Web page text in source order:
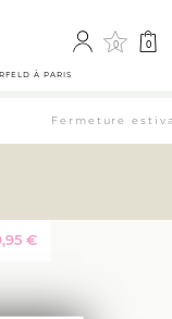
0 0
À PARIS
Fermeture
€